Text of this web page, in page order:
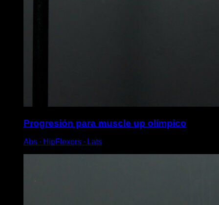
Progresión para muscle up olímpico
Abs ∙ HipFlexors ∙ Lats